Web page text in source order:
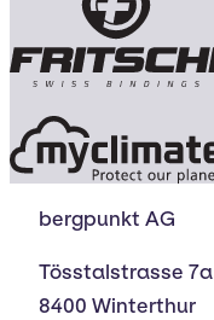
bergpunkt AG
Tösstalstrasse 7a
8400 Winterthur